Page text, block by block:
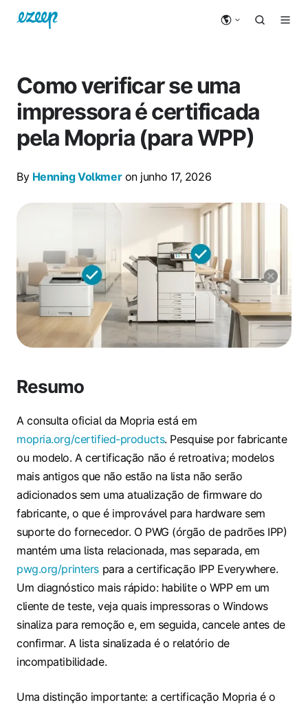
Como verificar se uma
impressora é certificada
pela Mopria (para WPP)
By Henning Volkmeron junho 17, 2026
Resumo
A consulta oficial da Mopria está em
mopria.org/certified-products. Pesquise por fabricante
ou modelo. A certificação não é retroativa; modelos
mais antigos que não estão na lista não serão
adicionados sem uma atualização de firmware do
fabricante, o que é improvável para hardware sem
suporte do fornecedor. O PWG (órgão de padrões IPP)
mantém uma lista relacionada, mas separada, em
pwg.org/printers para a certificação IPP Everywhere.
Um diagnóstico mais rápido: habilite o WPP em um
cliente de teste, veja quais impressoras o Windows
sinaliza para remoção e, em seguida, cancele antes de
confirmar. A lista sinalizada é o relatório de
incompatibilidade.
Uma distinção importante: a certificação Mopria é o